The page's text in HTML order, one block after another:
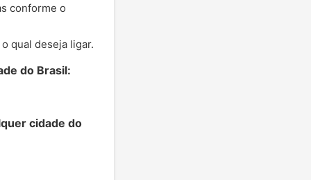
conforme o
qual deseja ligar.
do Brasil:
cidade do